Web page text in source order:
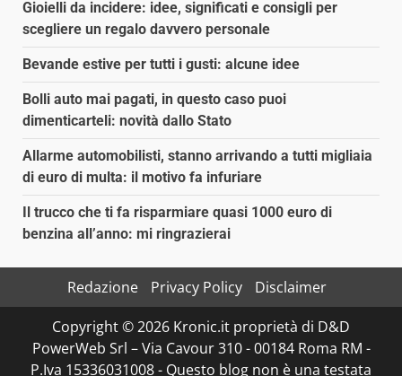
Gioielli da incidere: idee, significati e consigli per
scegliere un regalo davvero personale
Bevande estive per tutti i gusti: alcune idee
Bolli auto mai pagati, in questo caso puoi
dimenticarteli: novità dallo Stato
Allarme automobilisti, stanno arrivando a tutti migliaia
di euro di multa: il motivo fa infuriare
Il trucco che ti fa risparmiare quasi 1000 euro di
benzina all’anno: mi ringrazierai
Redazione Privacy Policy
Disclaimer
Copyright © 2026 Kronic.it proprietà di D&D
PowerWeb Srl – Via Cavour 310 - 00184 Roma RM -
P.Iva 15336031008 - Questo blog non è una testata